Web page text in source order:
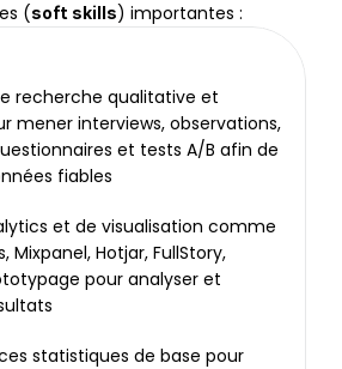
(soft skills) importantes :
recherche qualitative et
mener interviews, observations,
et tests A/B afin de
fiables
et de visualisation comme
Mixpanel, Hotjar, FullStory,
pour analyser et
statistiques de base pour